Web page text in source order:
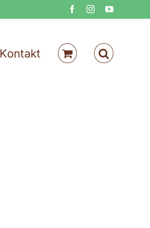
FacebookInstagramYouTube
Kontakt